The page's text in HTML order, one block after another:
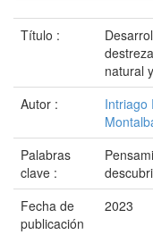
Título :
natural
Autor :
Intriago
Palabras
clave :
Fecha de
publicación
2023